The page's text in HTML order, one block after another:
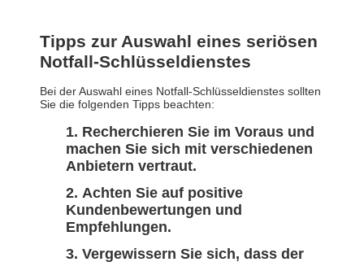
Tipps zur Auswahl eines seriösen
Notfall-Schlüsseldienstes
Bei der Auswahl eines Notfall-Schlüsseldienstes sollten
Sie die folgenden Tipps beachten:
Recherchieren Sie im Voraus und
machen Sie sich mit verschiedenen
Anbietern vertraut.
Achten Sie auf positive
Kundenbewertungen und
Empfehlungen.
Vergewissern Sie sich, dass der